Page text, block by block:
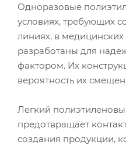
Одноразовые
условиях, требующих
линиях, в
разработаны для
фактором. Их
вероятность их
Легкий
предотвращает
создания продукции,